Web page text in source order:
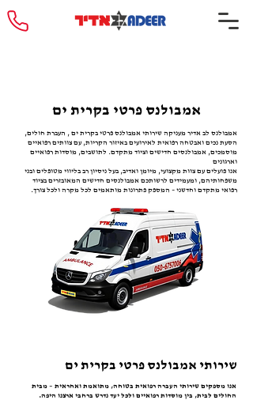
אמבולנס פרטי בקרית ים
אמבולנס לב אדיר מעניקה שירותי אמבולנס פרטי בקרית ים , העברת חולים,
הסעת נכים ואבטחה רפואית לאירועים באיזור הקריות, עם צוותים רפואיים
מוסמכים, אמבולנסים חדישים וציוד מתקדם. לתושבים, מוסדות רפואיים
וארגונים
אנו פועלים עם צוות מקצועי, מיומן ואדיב, בעל ניסיון רב בליווי מטופלים ובני
משפחותיהם, ומעמידים לרשותכם אמבולנסים חדישים המאובזרים בציוד
רפואי מתקדם וחדשני – המספק פתרונות מותאמים לכל מקרה ולכל צורך.
שירותי אמבולנס פרטי בקרית ים
אנו מספקים שירותי העברה רפואית בטוחה, מתואמת ואחראית – מבית
החולים לבית, בין מוסדות רפואיים ולכל יעד נדרש ברחבי ארצנו היפה.